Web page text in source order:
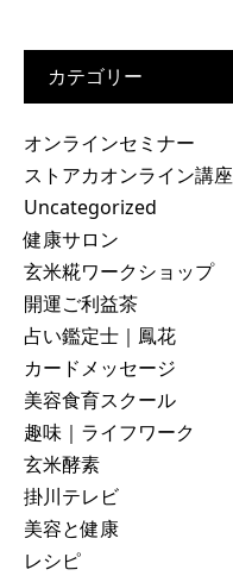
カテゴリー
オンラインセミナー
ストアカオンライン講座
Uncategorized
健康サロン
玄米糀ワークショップ
開運ご利益茶
占い鑑定士｜鳳花
カードメッセージ
美容食育スクール
趣味｜ライフワーク
玄米酵素
掛川テレビ
美容と健康
レシピ